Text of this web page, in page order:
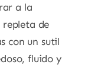
a la
de
con un sutil
fluido y